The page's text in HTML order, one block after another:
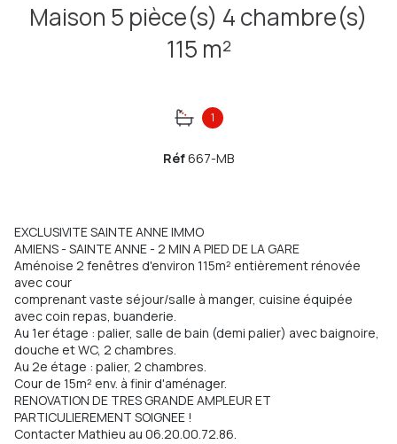
Maison 5 pièce(s) 4 chambre(s)
115 m²
1
Réf667-MB
EXCLUSIVITE SAINTE ANNE IMMO
AMIENS - SAINTE ANNE - 2 MIN A PIED DE LA GARE
Aménoise 2 fenêtres d'environ 115m² entièrement rénovée
avec cour
comprenant vaste séjour/salle à manger, cuisine équipée
avec coin repas, buanderie.
Au 1er étage : palier, salle de bain (demi palier) avec baignoire,
douche et WC, 2 chambres.
Au 2e étage : palier, 2 chambres.
Cour de 15m² env. à finir d'aménager.
RENOVATION DE TRES GRANDE AMPLEUR ET
PARTICULIEREMENT SOIGNEE !
Contacter Mathieu au 06.20.00.72.86.